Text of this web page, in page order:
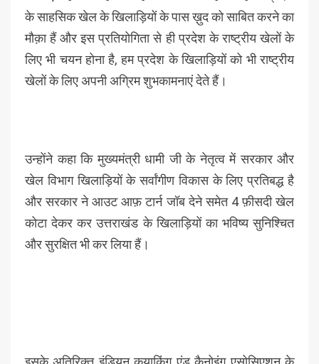
के साहसिक खेल के खिलाड़ियों के पास ख़ुद को साबित करने का
मौक़ा हैं और इस प्रतियोगिता से ही प्रदेश के राष्ट्रीय खेलों के
लिए भी चयन होना है, हम प्रदेश के खिलाड़ियों को भी राष्ट्रीय
खेलों के लिए अपनी अग्रिम शुभकामनाएं देते हैं।
उन्होंने कहा कि मुख्यमंत्री धामी जी के नेतृत्व में सरकार और
खेल विभाग खिलाड़ियों के सर्वांगीण विकास के लिए प्रतिबद्ध है
और सरकार ने आउट आफ़ टार्न जॉब देने समेत 4 फ़ीसदी खेल
कोटा देकर कर उत्तराखंड के खिलाड़ियों का भविष्य सुनिश्चित
और सुरक्षित भी कर लिया हैं।